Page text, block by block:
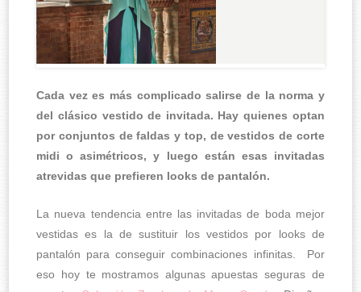
Cada vez es más complicado salirse de la norma y
del clásico vestido de invitada. Hay quienes optan
por conjuntos de faldas y top, de vestidos de corte
midi o asimétricos, y luego están esas invitadas
atrevidas que prefieren looks de pantalón.
La nueva tendencia entre las invitadas de boda mejor
vestidas es la de sustituir los vestidos por looks de
pantalón para conseguir combinaciones infinitas. Por
eso hoy te mostramos algunas apuestas seguras de